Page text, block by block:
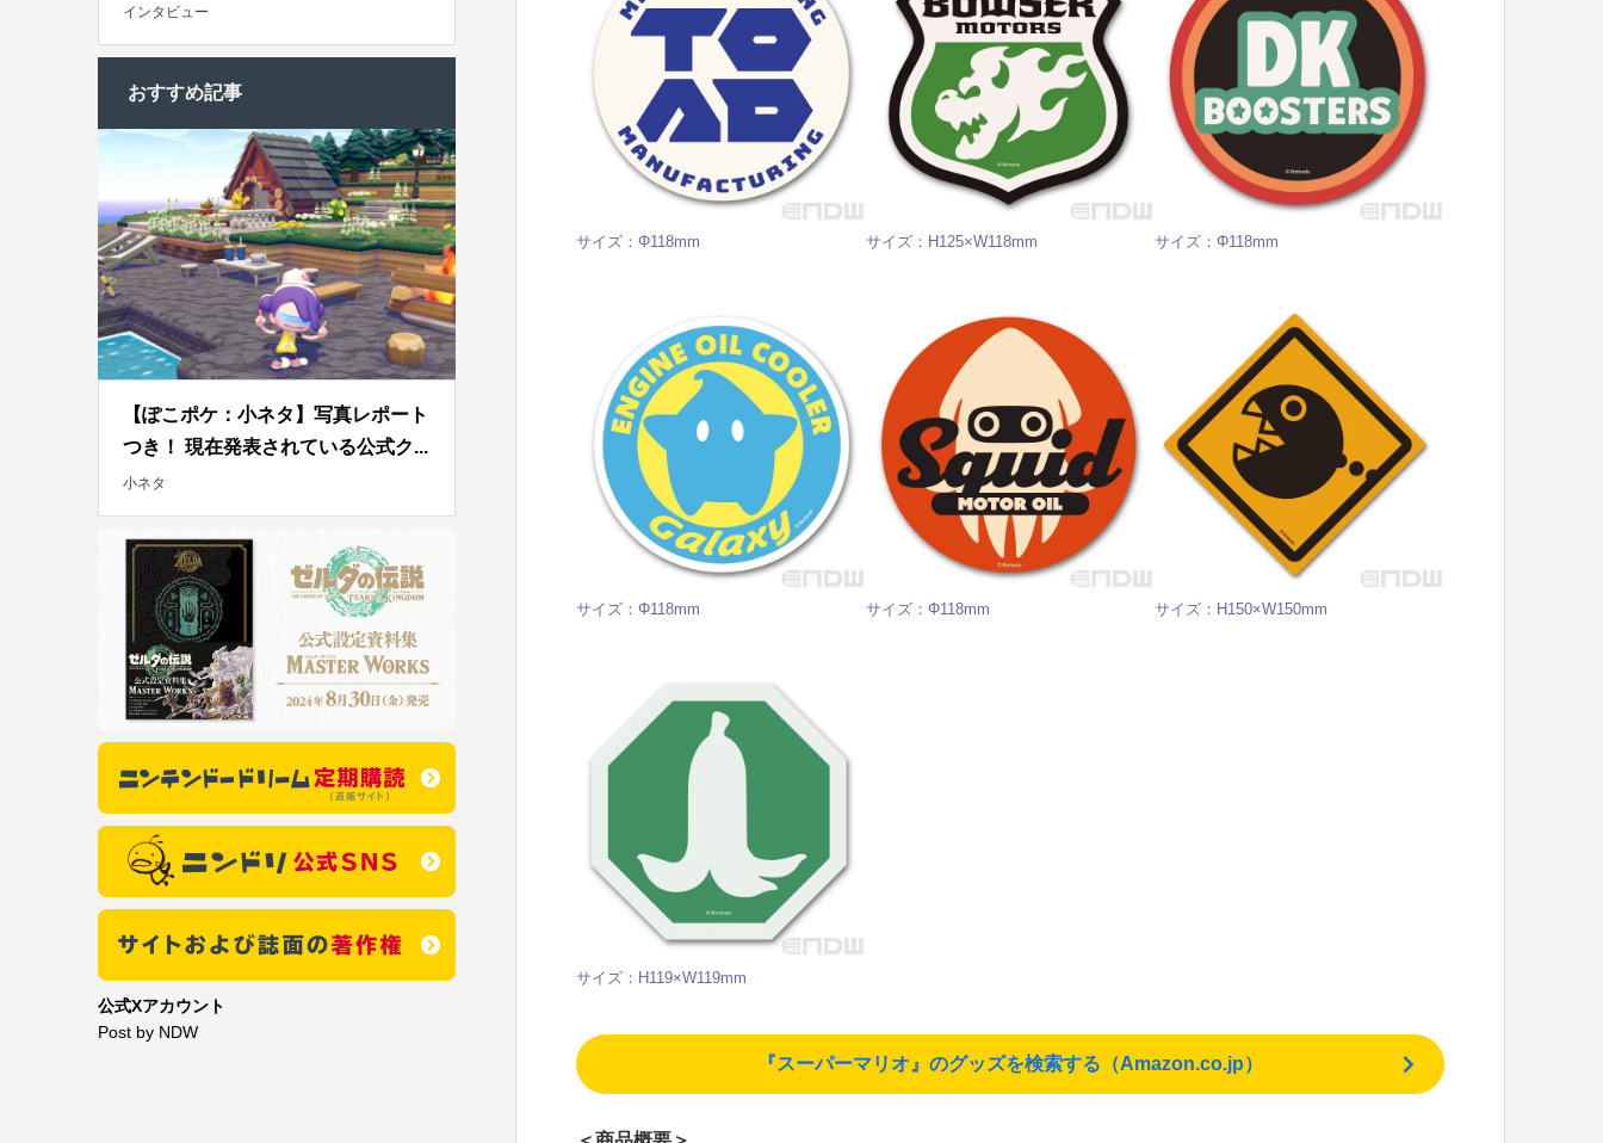
サイズ：Φ118mm サイズ：H125×W118mm サイズ：Φ118mm
サイズ：Φ118mm サイズ：Φ118mm サイズ：H150×W150mm
サイズ：H119×W119mm
『スーパーマリオ』のグッズを検索する（Amazon.co.jp）
インタビュー
おすすめ記事
【ぽこポケ：小ネタ】写真レポート
つき！ 現在発表されている公式ク...
小ネタ
公式Xアカウント
Post by NDW